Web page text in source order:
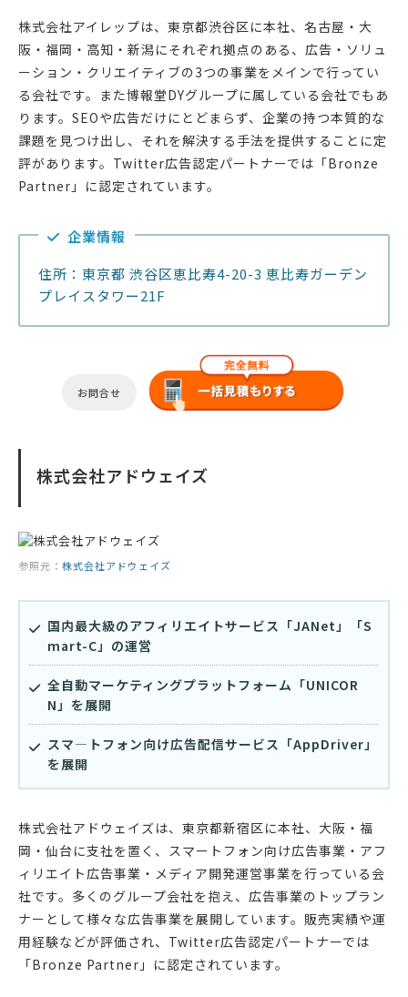
株式会社アイレップは、東京都渋谷区に本社、名古屋・大
阪・福岡・高知・新潟にそれぞれ拠点のある、広告・ソリュ
ーション・クリエイティブの3つの事業をメインで行ってい
る会社です。また博報堂DYグループに属している会社でもあ
ります。SEOや広告だけにとどまらず、企業の持つ本質的な
課題を見つけ出し、それを解決する手法を提供することに定
評があります。Twitter広告認定パートナーでは「Bronze
Partner」に認定されています。
企業情報
住所：東京都 渋谷区恵比寿4-20-3 恵比寿ガーデン
プレイスタワー21F
お問合せ
株式会社アドウェイズ
参照元： 株式会社アドウェイズ
国内最大級のアフィリエイトサービス「JANet」「S
mart-C」の運営
全自動マーケティングプラットフォーム「UNICOR
N」を展開
スマ―トフォン向け広告配信サービス「AppDriver」
を展開
株式会社アドウェイズは、東京都新宿区に本社、大阪・福
岡・仙台に支社を置く、スマートフォン向け広告事業・アフ
ィリエイト広告事業・メディア開発運営事業を行っている会
社です。多くのグループ会社を抱え、広告事業のトップラン
ナーとして様々な広告事業を展開しています。販売実績や運
用経験などが評価され、Twitter広告認定パートナーでは
「Bronze Partner」に認定されています。